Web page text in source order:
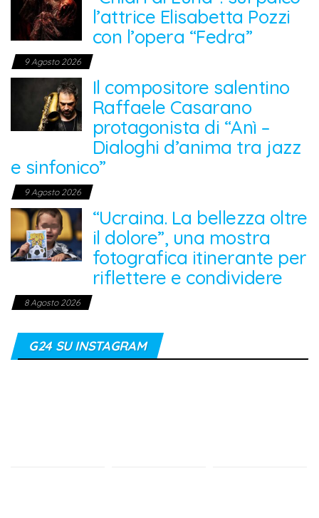
l’attrice Elisabetta Pozzi
con l’opera “Fedra”
9 Agosto 2026
Il compositore salentino
Raffaele Casarano
protagonista di “Anì –
Dialoghi d’anima tra jazz
e sinfonico”
9 Agosto 2026
“Ucraina. La bellezza oltre
il dolore”, una mostra
fotografica itinerante per
riflettere e condividere
8 Agosto 2026
G24 SU INSTAGRAM